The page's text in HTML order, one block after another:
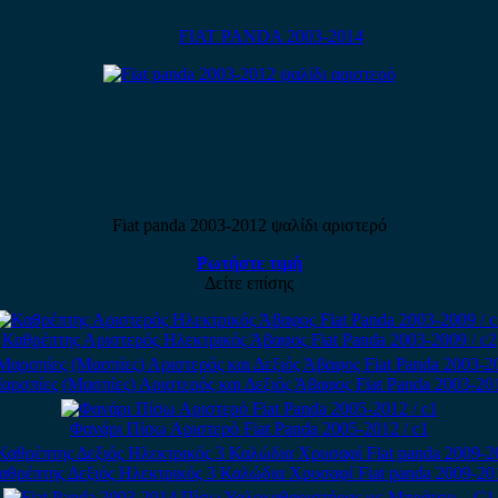
FIAT PANDA 2003-2014
Fiat panda 2003-2012 ψαλίδι αριστερό
Ρωτήστε τιμή
Δείτε επίσης
Καθρέπτης Αριστερός Ηλεκτρικός Άβαφος Fiat Panda 2003-2009 / c2
(Μασπίες) Αριστερός και Δεξιός Άβαφος Fiat Panda 2003-
Φανάρι Πίσω Αριστερό Fiat Panda 2005-2012 / c1
Δεξιός Ηλεκτρικός 3 Καλώδια Χρυσαφί Fiat panda 2009-